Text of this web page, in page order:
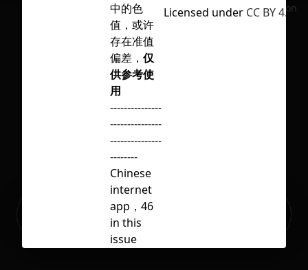
No selection
Ready to build your Apps with
中的色
值，或许
存在准值
偏差， 仅
供参考使
用
---------------
---------------
---------------
--------
Chinese
internet
app，46
in this
issue
Licensed under CC BY 4.0